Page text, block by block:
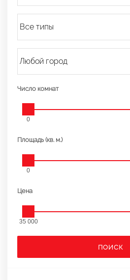
Число комнат
0
Площадь (кв. м.)
0
Цена
35 000
ПОИСК